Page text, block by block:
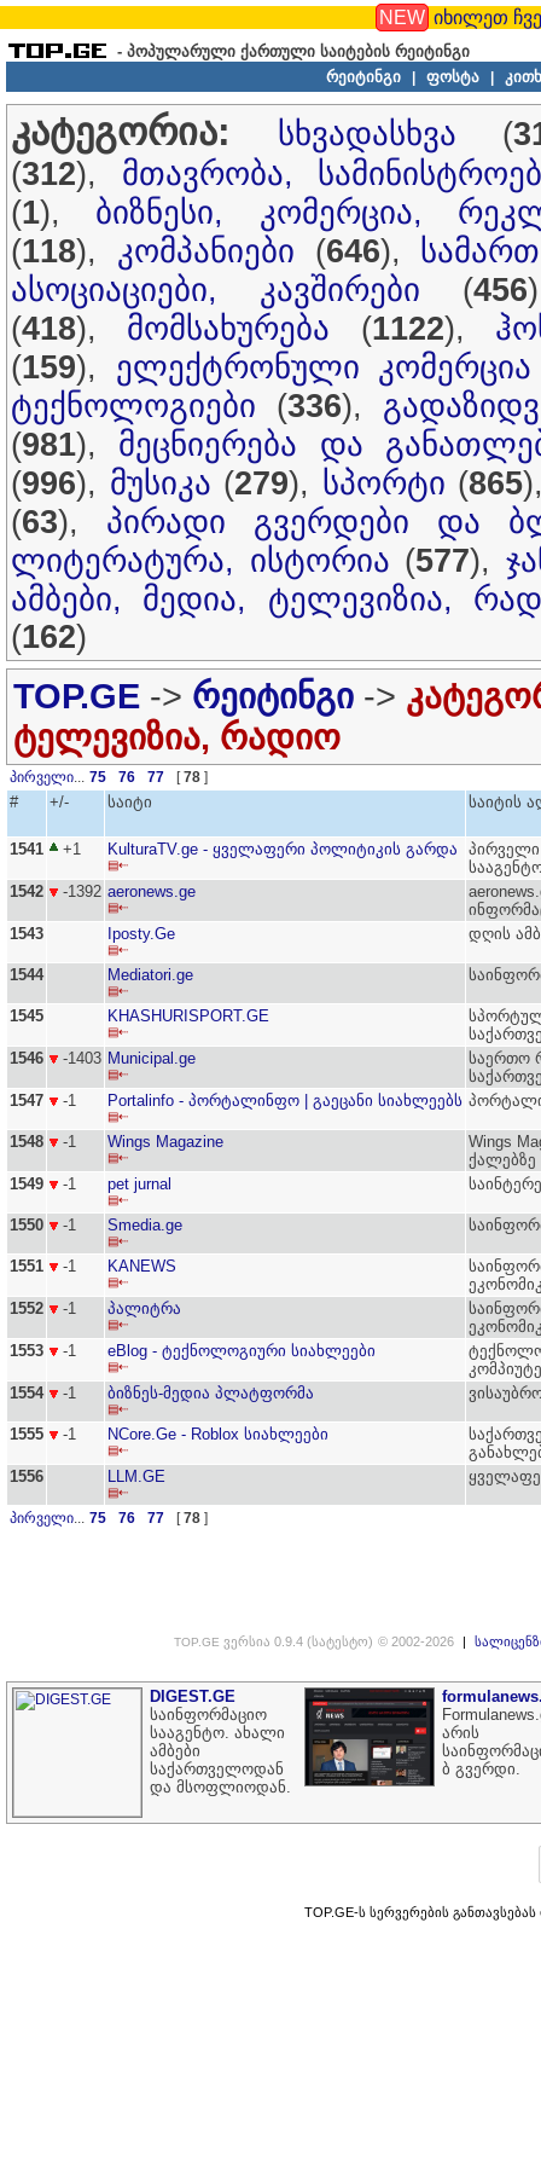
NEW იხილეთ
- პოპულარული ქართული საიტების რეიტინგი
რეიტინგი
ფოსტა
კატეგორია: სხვადასხვა (
(312), მთავრობა,
(1), ბიზნესი, კომერცია,
(118), კომპანიები (646),
ასოციაციები, კავშირები (456
(418), მომსახურება (1122),
(159), ელექტრონული კომერცია
ტექნოლოგიები (336),
(981), მეცნიერება და
(996), მუსიკა (279), სპორტი (865
(63), პირადი გვერდები და
ლიტერატურა, ისტორია (577),
ამბები, მედია, ტელევიზია,
(162)
TOP.GE -> რეიტინგი ->
ტელევიზია, რადიო
პირველი... 75 76 77 [78 ]
# +/- საიტი საიტის
1541 +1 KulturaTV.ge - ყველაფერი პოლიტიკის გარდა
▤⇠
1542
-1392 aeronews.ge
▤⇠
1543
Iposty.Ge
▤⇠
დღის
1544 Mediatori.ge
▤⇠
1545 KHASHURISPORT.GE
▤⇠
1546
-1403 Municipal.ge
▤⇠
საერთო
1547
-1 Portalinfo - პორტალინფო | გაეცანი სიახლეებს
▤⇠
1548 -1 Wings Magazine
▤⇠
Wings
ქალებზე
1549
-1 pet jurnal
▤⇠
1550 -1 Smedia.ge
▤⇠
1551 -1 KANEWS
▤⇠
1552
-1 პალიტრა
▤⇠
1553
-1 eBlog - ტექნოლოგიური სიახლეები
▤⇠
1554
-1 ბიზნეს-მედია პლატფორმა
▤⇠
1555 -1 NCore.Ge - Roblox სიახლეები
▤⇠
1556
LLM.GE
▤⇠
პირველი... 75 76 77 [78 ]
TOP.GE ვერსია 0.9.4 (სატესტო) © 2002-2026 |
DIGEST.GE
საინფორმაციო
სააგენტო. ახალი
ამბები
საქართველოდან
და მსოფლიოდან.
არის
ბ გვერდი.
TOP.GE-ს სერვერების